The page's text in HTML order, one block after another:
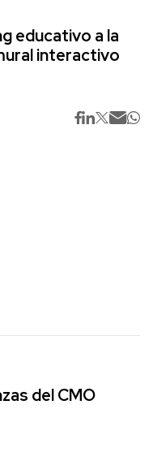
educativo a la
interactivo
del CMO